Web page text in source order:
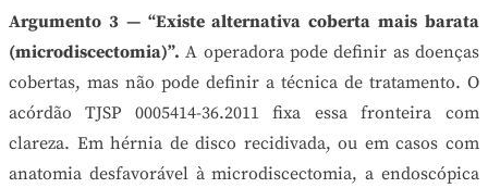
Argumento 3 — “Existe alternativa coberta mais barata
(microdiscectomia)”. A operadora pode definir as doenças
cobertas, mas não pode definir a técnica de tratamento. O
acórdão TJSP 0005414-36.2011 fixa essa fronteira com
clareza. Em hérnia de disco recidivada, ou em casos com
anatomia desfavorável à microdiscectomia, a endoscópica